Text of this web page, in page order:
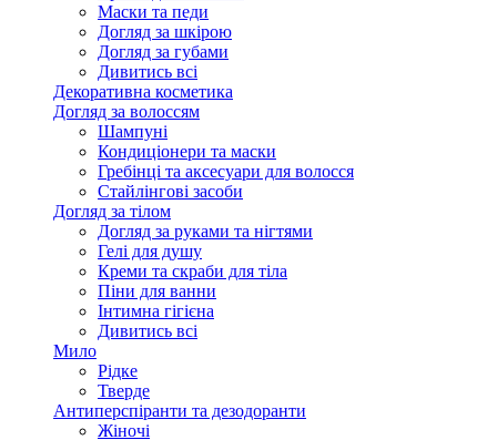
Маски та педи
Догляд за шкірою
Догляд за губами
Дивитись всі
Декоративна косметика
Догляд за волоссям
Шампуні
Кондиціонери та маски
Гребінці та аксесуари для волосся
Стайлінгові засоби
Догляд за тілом
Догляд за руками та нігтями
Гелі для душу
Креми та скраби для тіла
Піни для ванни
Інтимна гігієна
Дивитись всі
Мило
Рідке
Тверде
Антиперспіранти та дезодоранти
Жіночі